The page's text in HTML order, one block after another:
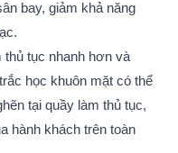
bay, giảm khả năng
tục nhanh hơn và
học khuôn mặt có thể
tại quầy làm thủ tục,
hành khách trên toàn